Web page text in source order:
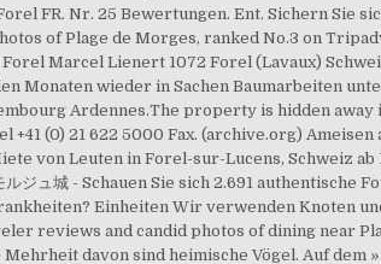
FR. Nr. 25 Bewertungen. Ent. Sichern Sie
of Plage de Morges, ranked No.3 on
Marcel Lienert 1072 Forel (Lavaux)
Monaten wieder in Sachen Baumarbeiten
Ardennes.The property is hidden
(0) 21 622 5000 Fax. (archive.org)
von Leuten in Forel-sur-Lucens, Schweiz
ジュ城 - Schauen Sie sich 2.691
Einheiten Wir verwenden Knoten
reviews and candid photos of dining near
davon sind heimische Vögel. Auf dem